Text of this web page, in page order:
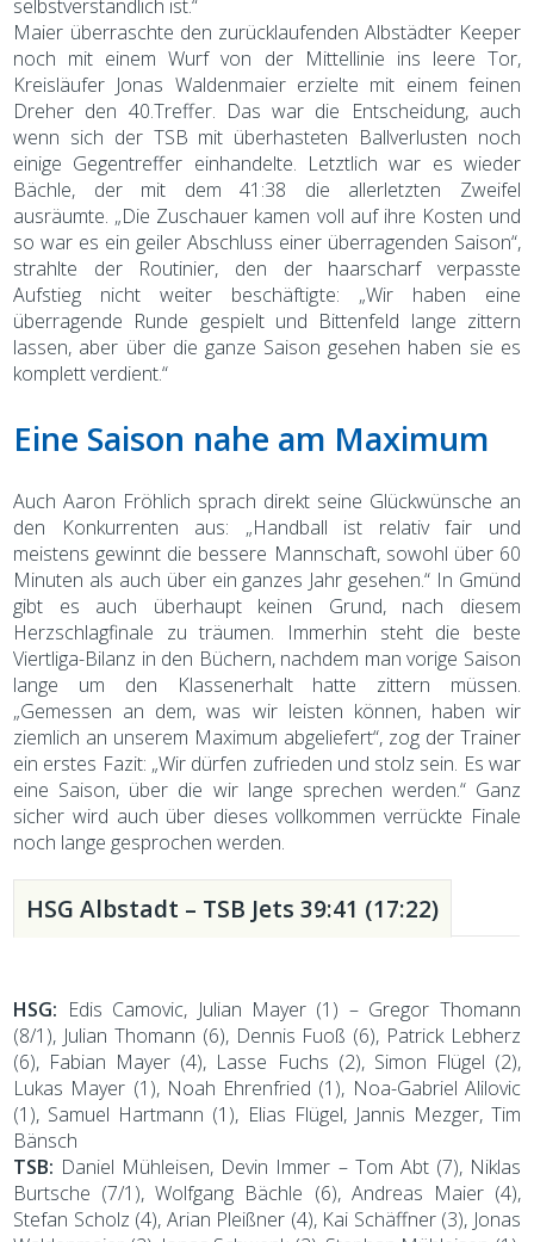
selbstverständlich ist.“
Maier überraschte den zurücklaufenden Albstädter Keeper
noch mit einem Wurf von der Mittellinie ins leere Tor,
Kreisläufer Jonas Waldenmaier erzielte mit einem feinen
Dreher den 40.Treffer. Das war die Entscheidung, auch
wenn sich der TSB mit überhasteten Ballverlusten noch
einige Gegentreffer einhandelte. Letztlich war es wieder
Bächle, der mit dem 41:38 die allerletzten Zweifel
ausräumte. „Die Zuschauer kamen voll auf ihre Kosten und
so war es ein geiler Abschluss einer überragenden Saison“,
strahlte der Routinier, den der haarscharf verpasste
Aufstieg nicht weiter beschäftigte: „Wir haben eine
überragende Runde gespielt und Bittenfeld lange zittern
lassen, aber über die ganze Saison gesehen haben sie es
komplett verdient.“
Eine Saison nahe am Maximum
Auch Aaron Fröhlich sprach direkt seine Glückwünsche an
den Konkurrenten aus: „Handball ist relativ fair und
meistens gewinnt die bessere Mannschaft, sowohl über 60
Minuten als auch über ein ganzes Jahr gesehen.“ In Gmünd
gibt es auch überhaupt keinen Grund, nach diesem
Herzschlagfinale zu träumen. Immerhin steht die beste
Viertliga-Bilanz in den Büchern, nachdem man vorige Saison
lange um den Klassenerhalt hatte zittern müssen.
„Gemessen an dem, was wir leisten können, haben wir
ziemlich an unserem Maximum abgeliefert“, zog der Trainer
ein erstes Fazit: „Wir dürfen zufrieden und stolz sein. Es war
eine Saison, über die wir lange sprechen werden.“ Ganz
sicher wird auch über dieses vollkommen verrückte Finale
noch lange gesprochen werden.
HSG Albstadt – TSB Jets 39:41 (17:22)
HSG: Edis Camovic, Julian Mayer (1) – Gregor Thomann
(8/1), Julian Thomann (6), Dennis Fuoß (6), Patrick Lebherz
(6), Fabian Mayer (4), Lasse Fuchs (2), Simon Flügel (2),
Lukas Mayer (1), Noah Ehrenfried (1), Noa-Gabriel Alilovic
(1), Samuel Hartmann (1), Elias Flügel, Jannis Mezger, Tim
Bänsch
TSB: Daniel Mühleisen, Devin Immer – Tom Abt (7), Niklas
Burtsche (7/1), Wolfgang Bächle (6), Andreas Maier (4),
Stefan Scholz (4), Arian Pleißner (4), Kai Schäffner (3), Jonas